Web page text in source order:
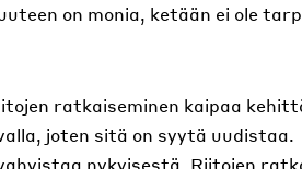
on monia, ketään ei ole
ratkaiseminen kaipaa
joten sitä on syytä uudistaa.
nykyisestä. Riitojen